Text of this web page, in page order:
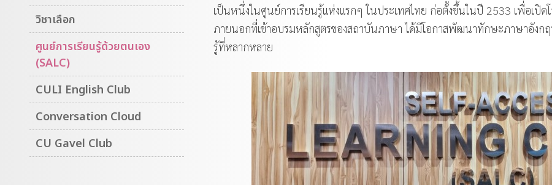
วิชาเลือก
ศูนย์การเรียนรู้ด้วยตนเอง
(SALC)
CULI English Club
Conversation Cloud
CU Gavel Club
เป็นหนึ่งในศูนย์การเรียนรู้แห่งแรกๆ ในประเทศไทย ก่อตั้งขึ้นในปี 2533 เพื่อเ
ภายนอกที่เข้าอบรมหลักสูตรของสถาบันภาษา ได้มีโอกาสพัฒนาทักษะภาษาอังกฤ
รู้ที่หลากหลาย